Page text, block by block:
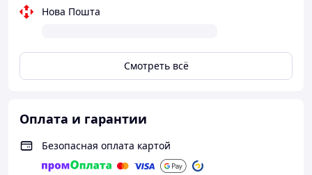
Нова Пошта
Смотреть всё
Оплата и гарантии
Безопасная оплата картой